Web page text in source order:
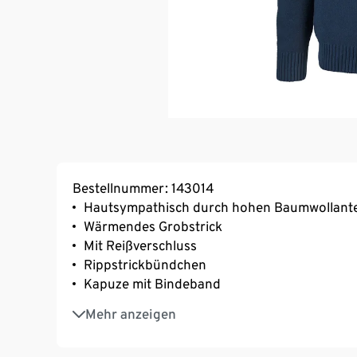
Bestellnummer: 143014
Hautsympathisch durch hohen
Wärmendes Grobstrick
Mit Reißverschluss
Rippstrickbündchen
Kapuze mit Bindeband
Mehr anzeigen
Hergestellt mit 80% Baumwolle